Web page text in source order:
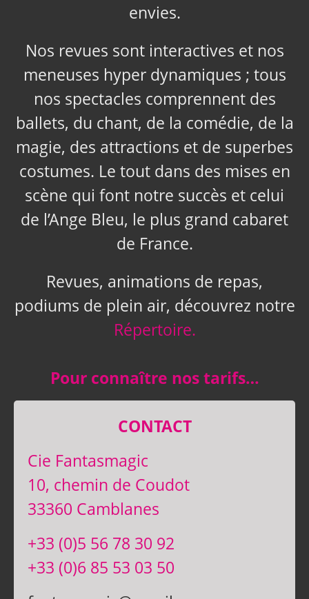
envies.
Nos revues sont interactives et nos
meneuses hyper dynamiques ; tous
nos spectacles comprennent des
ballets, du chant, de la comédie, de la
magie, des attractions et de superbes
costumes. Le tout dans des mises en
scène qui font notre succès et celui
de l’Ange Bleu, le plus grand cabaret
de France.
Revues, animations de repas,
podiums de plein air, découvrez notre
Répertoire.
Pour connaître nos tarifs…
CONTACT
Cie Fantasmagic
10, chemin de Coudot
33360 Camblanes
+33 (0)5 56 78 30 92
+33 (0)6 85 53 03 50